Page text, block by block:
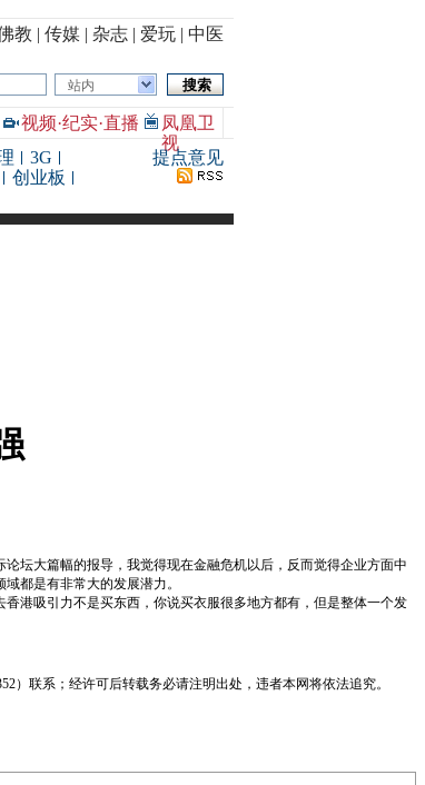
教 | 传媒 | 杂志 | 爱玩 | 中医
站内
视频·纪实·直播
凤凰卫
视
3G
创业板
提点意见
坛大篇幅的报导，我觉得现在金融危机以后，反而觉得企业方面中
都是有非常大的发展潜力。
港吸引力不是买东西，你说买衣服很多地方都有，但是整体一个发
）联系；经许可后转载务必请注明出处，违者本网将依法追究。